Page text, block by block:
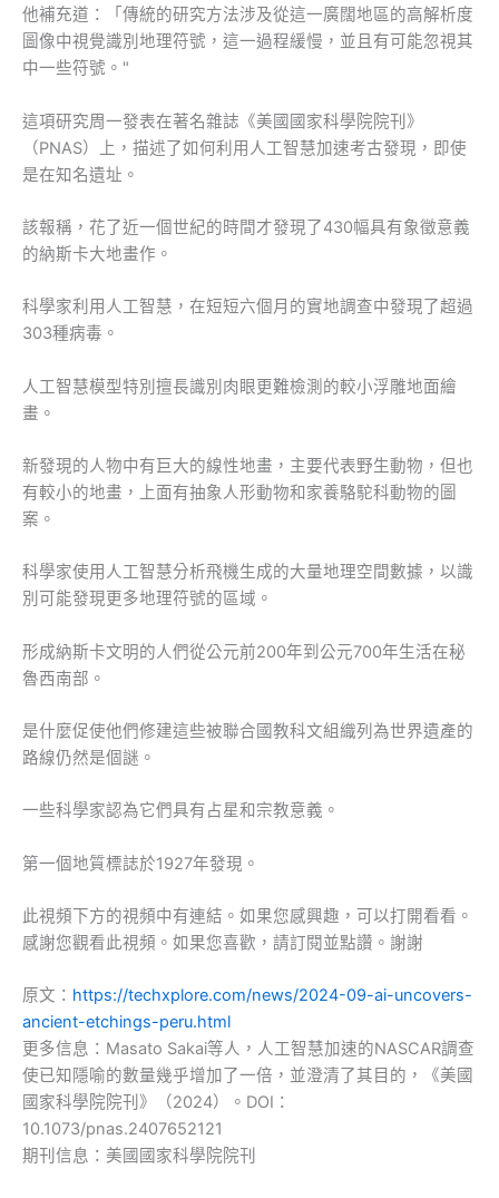
他補充道：「傳統的研究方法涉及從這一廣闊地區的高解析度
圖像中視覺識別地理符號，這一過程緩慢，並且有可能忽視其
中一些符號。"
這項研究周一發表在著名雜誌《美國國家科學院院刊》
（PNAS）上，描述了如何利用人工智慧加速考古發現，即使
是在知名遺址。
該報稱，花了近一個世紀的時間才發現了430幅具有象徵意義
的納斯卡大地畫作。
科學家利用人工智慧，在短短六個月的實地調查中發現了超過
303種病毒。
人工智慧模型特別擅長識別肉眼更難檢測的較小浮雕地面繪
畫。
新發現的人物中有巨大的線性地畫，主要代表野生動物，但也
有較小的地畫，上面有抽象人形動物和家養駱駝科動物的圖
案。
科學家使用人工智慧分析飛機生成的大量地理空間數據，以識
別可能發現更多地理符號的區域。
形成納斯卡文明的人們從公元前200年到公元700年生活在秘
魯西南部。
是什麼促使他們修建這些被聯合國教科文組織列為世界遺產的
路線仍然是個謎。
一些科學家認為它們具有占星和宗教意義。
第一個地質標誌於1927年發現。
此視頻下方的視頻中有連結。如果您感興趣，可以打開看看。
感謝您觀看此視頻。如果您喜歡，請訂閱並點讚。謝謝
原文： https://techxplore.com/news/2024-09-ai-uncovers-
ancient-etchings-peru.html
更多信息：Masato Sakai等人，人工智慧加速的NASCAR調查
使已知隱喻的數量幾乎增加了一倍，並澄清了其目的，《美國
國家科學院院刊》（2024）。DOI：
10.1073/pnas.2407652121
期刊信息：美國國家科學院院刊